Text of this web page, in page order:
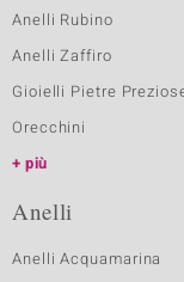
Anelli Rubino
Anelli Zaffiro
Gioielli Pietre
Orecchini
più
Anelli
Anelli Acquamarina